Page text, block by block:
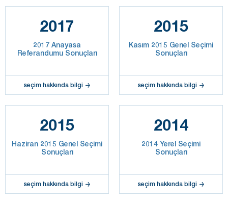
2017
2017 Anayasa
Referandumu Sonuçları
seçim hakkında bilgi
2015
Kasım 2015 Genel Seçimi
Sonuçları
seçim hakkında bilgi
2015
Haziran 2015 Genel Seçimi
Sonuçları
seçim hakkında bilgi
2014
2014 Yerel Seçimi
Sonuçları
seçim hakkında bilgi